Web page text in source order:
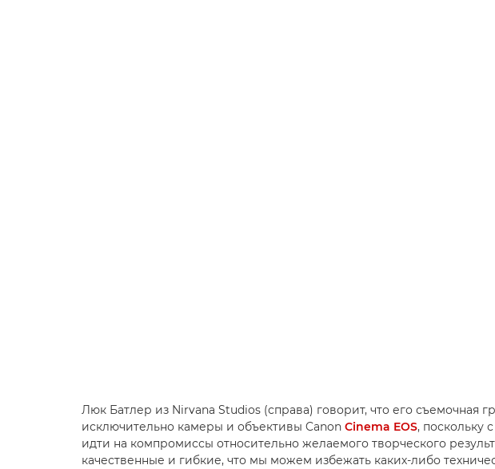
Люк Батлер из Nirvana Studios (справа) говорит, что его съемочная
исключительно камеры и объективы Canon Cinema EOS, поскольку
идти на компромиссы относительно желаемого творческого
качественные и гибкие, что мы можем избежать каких-либо